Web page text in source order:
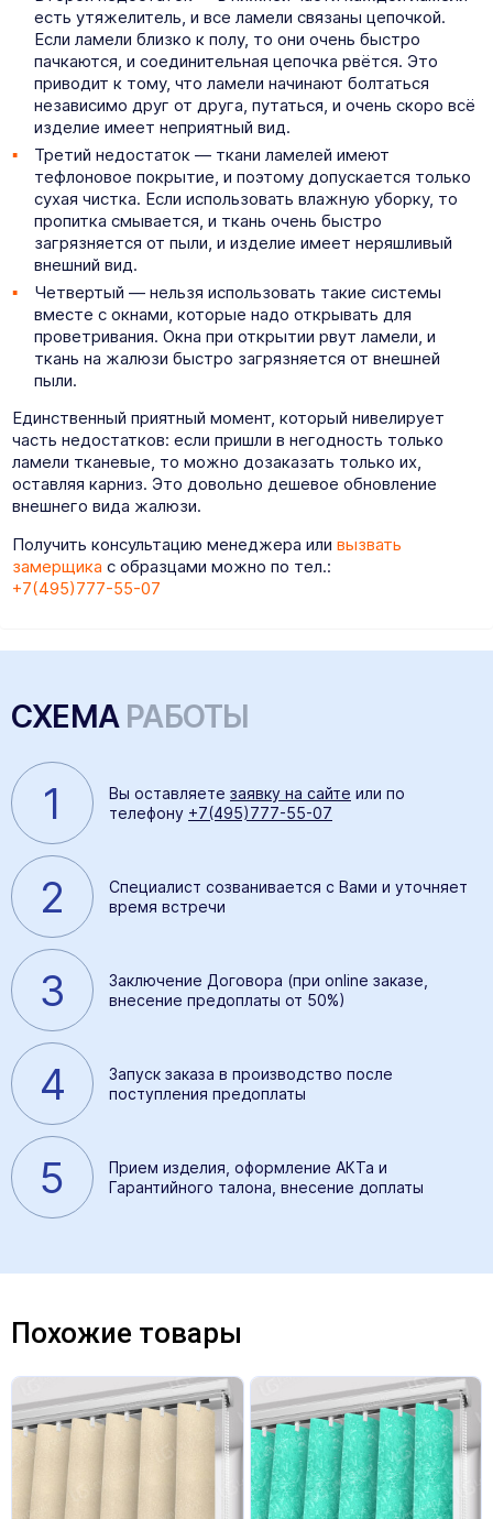
есть утяжелитель, и все ламели связаны цепочкой.
Если ламели близко к полу, то они очень быстро
пачкаются, и соединительная цепочка рвётся. Это
приводит к тому, что ламели начинают болтаться
независимо друг от друга, путаться, и очень скоро всё
изделие имеет неприятный вид.
Третий недостаток — ткани ламелей имеют
тефлоновое покрытие, и поэтому допускается только
сухая чистка. Если использовать влажную уборку, то
пропитка смывается, и ткань очень быстро
загрязняется от пыли, и изделие имеет неряшливый
внешний вид.
Четвертый — нельзя использовать такие системы
вместе с окнами, которые надо открывать для
проветривания. Окна при открытии рвут ламели, и
ткань на жалюзи быстро загрязняется от внешней
пыли.
Единственный приятный момент, который нивелирует
часть недостатков: если пришли в негодность только
ламели тканевые, то можно дозаказать только их,
оставляя карниз. Это довольно дешевое обновление
внешнего вида жалюзи.
Получить консультацию менеджера или вызвать
замерщика с образцами можно по тел.:
+7(495)777-55-07
СХЕМАРАБОТЫ
1 Вы оставляете заявку на сайте или по
телефону +7(495)777-55-07
2
Специалист созванивается с Вами и уточняет
время встречи
3
Заключение Договора (при online заказе,
внесение предоплаты от 50%)
4
Запуск заказа в производство после
поступления предоплаты
5
Прием изделия, оформление АКТа и
Гарантийного талона, внесение доплаты
Похожие товары